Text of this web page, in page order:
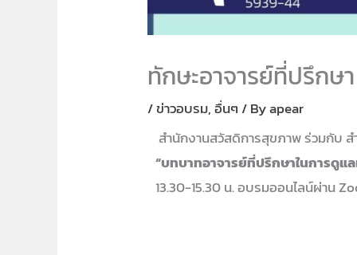
ทักษะอาจารย์ที่ปรึกษา
/ข่าวอบรม,อื่นๆ / Byapear
สำนักงานสวัสดิการสุขภาพ ร่วมกับ
“บทบาทอาจารย์ที่ปรึกษาในการดู
13.30-15.30 น. อบรมออนไลน์ผ่าน